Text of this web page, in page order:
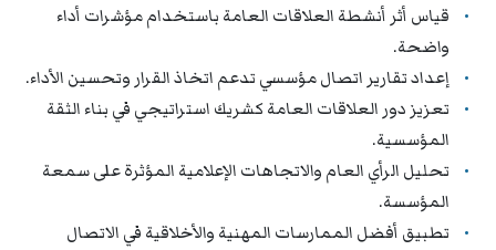
قياس أثر أنشطة العلاقات العامة باستخدام مؤشرات أداء
واضحة.
إعداد تقارير اتصال مؤسسي تدعم اتخاذ القرار وتحسين الأداء.
تعزيز دور العلاقات العامة كشريك استراتيجي في بناء الثقة
المؤسسية.
تحليل الرأي العام والاتجاهات الإعلامية المؤثرة على سمعة
المؤسسة.
تطبيق أفضل الممارسات المهنية والأخلاقية في الاتصال